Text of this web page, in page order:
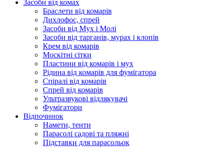
Засоби від комах
Браслети від комарів
Дихлофос, спрей
Засоби від Мух і Молі
Засоби від тарганів, мурах і клопів
Крем від комарів
Москітні сітки
Пластини від комарів і мух
Рідина від комарів для фумігатора
Спіралі від комарів
Спрей від комарів
Ультразвукові відлякувачі
Фумігатори
Відпочинок
Намети, тенти
Парасолі садові та пляжні
Підставки для парасольок